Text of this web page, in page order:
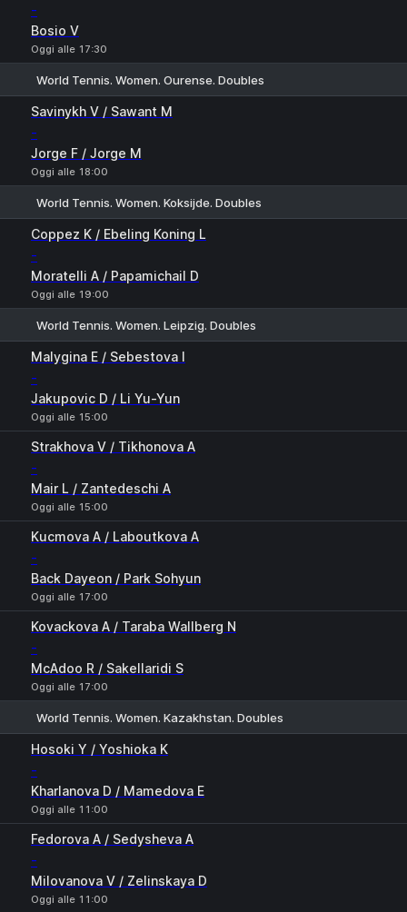
-
Bosio V
Oggi alle 17:30
World Tennis. Women. Ourense. Doubles
Savinykh V / Sawant M
-
Jorge F / Jorge M
Oggi alle 18:00
World Tennis. Women. Koksijde. Doubles
Coppez K / Ebeling Koning L
-
Moratelli A / Papamichail D
Oggi alle 19:00
World Tennis. Women. Leipzig. Doubles
Malygina E / Sebestova I
-
Jakupovic D / Li Yu-Yun
Oggi alle 15:00
Strakhova V / Tikhonova A
-
Mair L / Zantedeschi A
Oggi alle 15:00
Kucmova A / Laboutkova A
-
Back Dayeon / Park Sohyun
Oggi alle 17:00
Kovackova A / Taraba Wallberg N
-
McAdoo R / Sakellaridi S
Oggi alle 17:00
World Tennis. Women. Kazakhstan. Doubles
Hosoki Y / Yoshioka K
-
Kharlanova D / Mamedova E
Oggi alle 11:00
Fedorova A / Sedysheva A
-
Milovanova V / Zelinskaya D
Oggi alle 11:00